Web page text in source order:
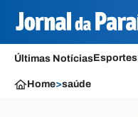
Últimas NotíciasEsportes
Home>saúde